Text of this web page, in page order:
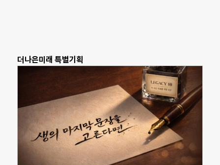
더나은미래 특별기획